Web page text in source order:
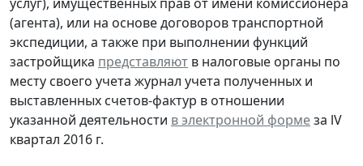
(агента), или на основе договоров транспортной
экспедиции, а также при выполнении функций
застройщика представляют в налоговые органы по
месту своего учета журнал учета полученных и
выставленных счетов-фактур в отношении
указанной деятельности в электронной формеза lV
квартал 2016 г.